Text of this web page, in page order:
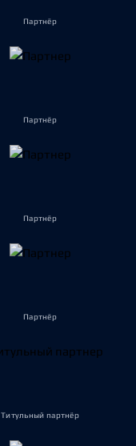
Партнёр
Партнёр
Партнёр
Партнёр
Титульный партнёр